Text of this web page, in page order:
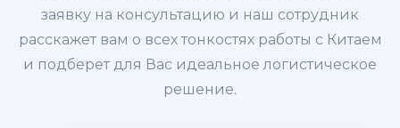
заявку на консультацию и наш сотрудник
расскажет вам о всех тонкостях работы с Китаем
и подберет для Вас идеальное логистическое
решение.